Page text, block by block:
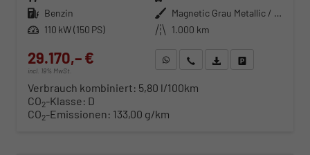
Kraftstoff Benzin Außenfarbe
Magnetic Grau Metallic / Dach in Midnight Schwarz Metallic
Leistung 110 kW (150 PS) Kilometerstand 1.000 km
29.170,– €
incl. 19% MwSt.
WhatsApp anfragen
Wir rufen Sie anFahrzeugexposé (PDF)
Verbrauch kombiniert: 5,80 l/100km
CO2-Klasse: D
CO2-Emissionen: 133,00 g/km